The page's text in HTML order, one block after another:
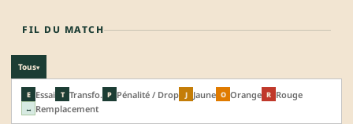
FIL DU MATCH
Tous▾
E Essai T Transfo. P Pénalité / Drop J Jaune O Orange R Rouge
↔ Remplacement